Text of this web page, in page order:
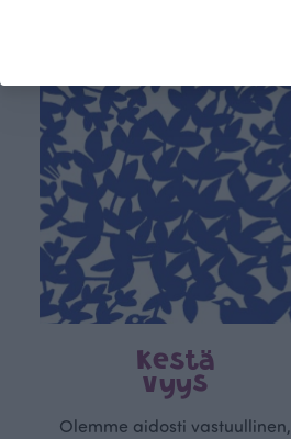
Kestä
vyys
Olemme aidosti vastuullinen,